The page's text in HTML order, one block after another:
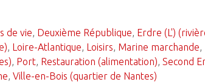
de vie, Deuxième République, Erdre (L')
, Loire-Atlantique, Loisirs, Marine marchande,
, Port, Restauration (alimentation), Second
, Ville-en-Bois (quartier de Nantes)